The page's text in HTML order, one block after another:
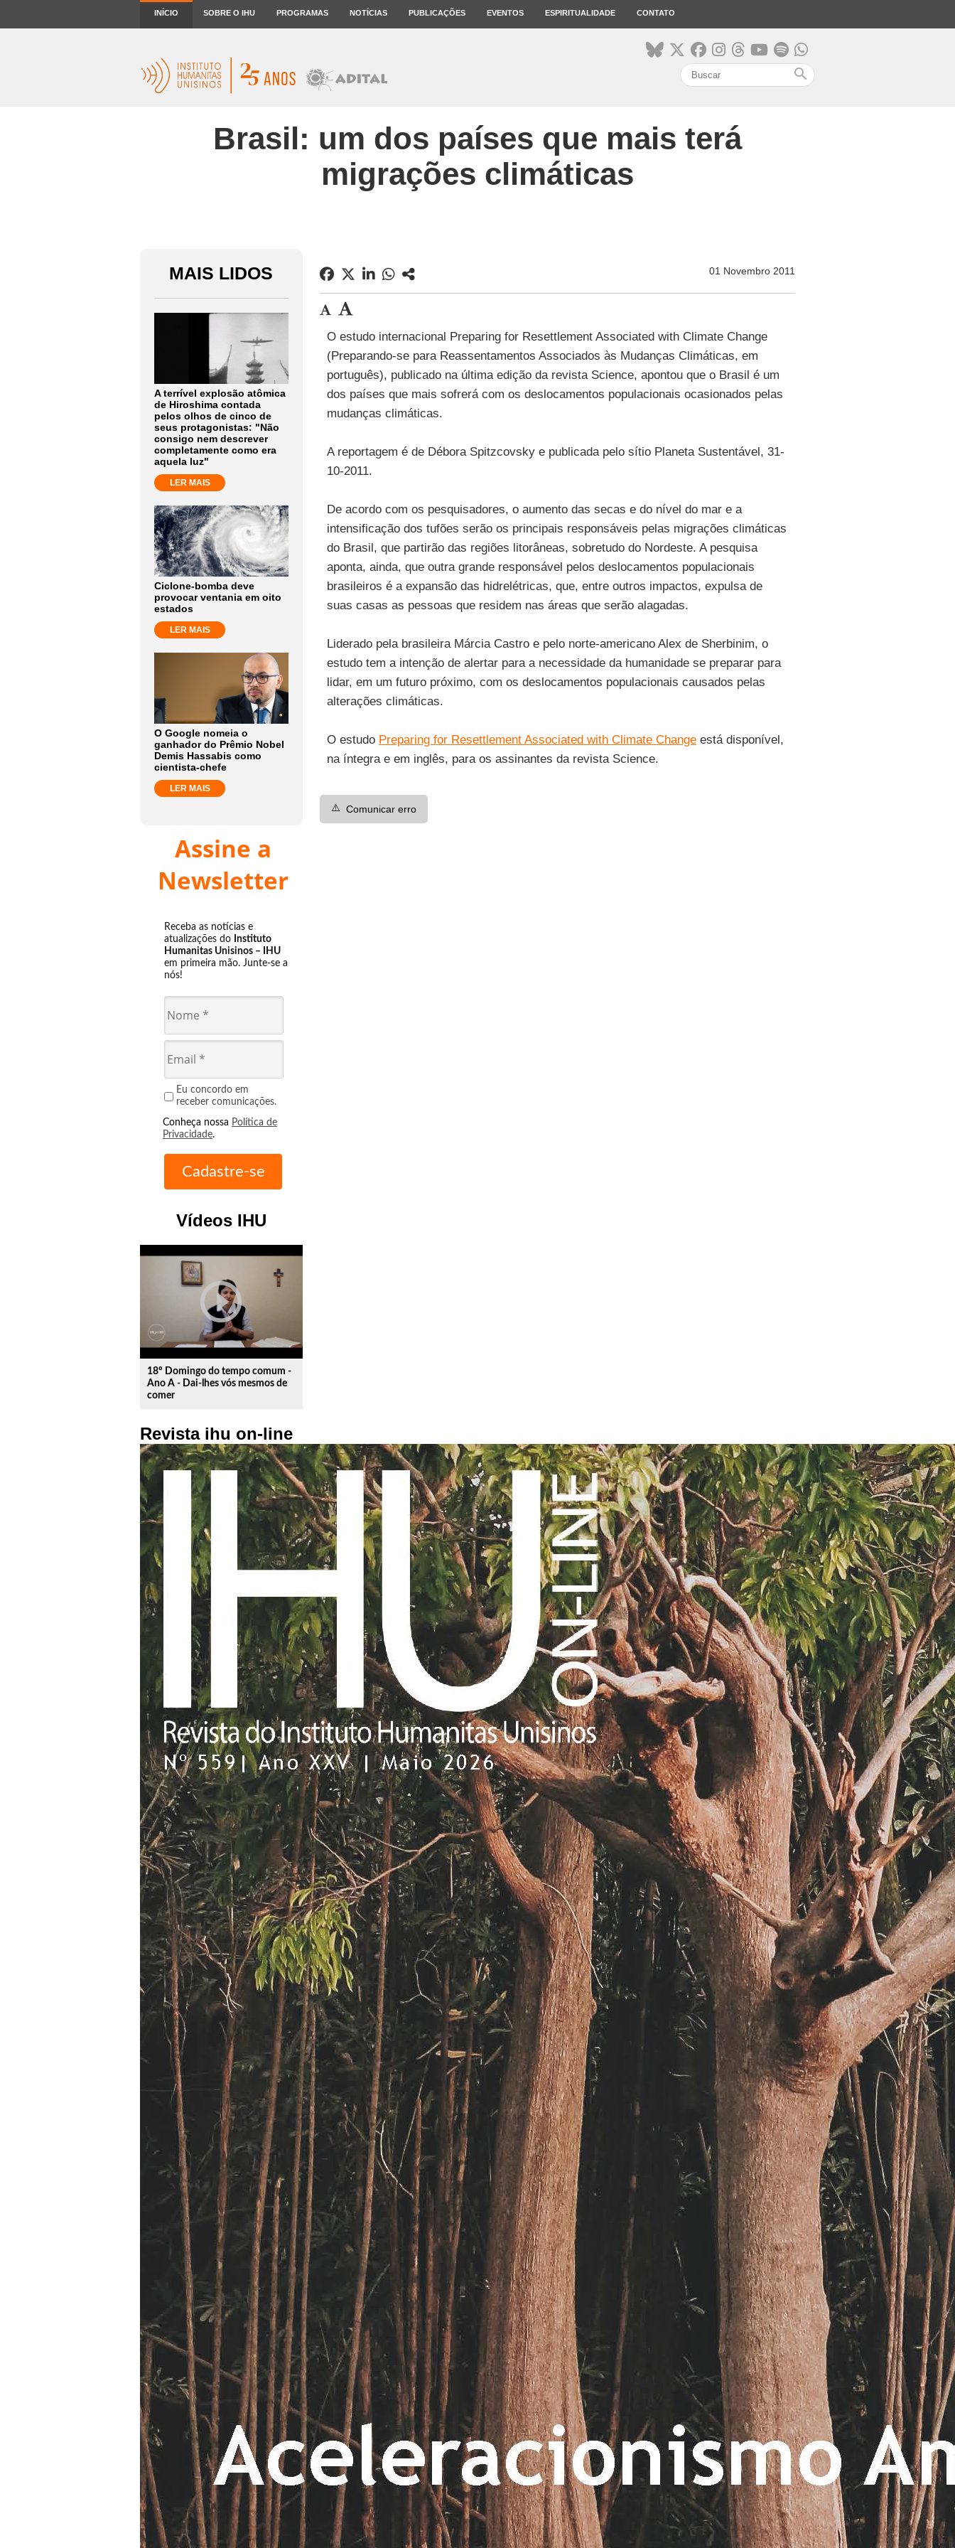
INÍCIO SOBRE O IHU PROGRAMAS NOTÍCIAS PUBLICAÇÕES EVENTOS ESPIRITUALIDADE CONTATO
search
Brasil: um dos países que mais terá
migrações climáticas
MAIS LIDOS
A terrível explosão atômica
de Hiroshima contada
pelos olhos de cinco de
seus protagonistas: "Não
consigo nem descrever
completamente como era
aquela luz"
LER MAIS
Ciclone-bomba deve
provocar ventania em oito
estados
LER MAIS
O Google nomeia o
ganhador do Prêmio Nobel
Demis Hassabis como
cientista-chefe
LER MAIS
Assine a
Newsletter
Receba as notícias e
atualizações do Instituto
Humanitas Unisinos – IHU
em primeira mão. Junte-se a
nós!
Eu concordo em
receber comunicações.
Conheça nossa Política de
Privacidade.
Vídeos IHU
play_circle_outline
18º Domingo do tempo comum -
Ano A - Dai-lhes vós mesmos de
comer
Revista ihu on-line
01 Novembro 2011
O estudo internacional Preparing for Resettlement Associated with Climate Change
(Preparando-se para Reassentamentos Associados às Mudanças Climáticas, em
português), publicado na última edição da revista Science, apontou que o Brasil é um
dos países que mais sofrerá com os deslocamentos populacionais ocasionados pelas
mudanças climáticas.
A reportagem é de Débora Spitzcovskye publicada pelo sítio Planeta Sustentável, 31-
10-2011.
De acordo com os pesquisadores, o aumento das secas e do nível do mar e a
intensificação dos tufões serão os principais responsáveis pelas migrações climáticas
do Brasil, que partirão das regiões litorâneas, sobretudo do Nordeste. A pesquisa
aponta, ainda, que outra grande responsável pelos deslocamentos populacionais
brasileiros é a expansão das hidrelétricas, que, entre outros impactos, expulsa de
suas casas as pessoas que residem nas áreas que serão alagadas.
Liderado pela brasileira Márcia Castroe pelo norte-americano Alex de Sherbinim, o
estudo tem a intenção de alertar para a necessidade da humanidade se preparar para
lidar, em um futuro próximo, com os deslocamentos populacionais causados pelas
alterações climáticas.
O estudo Preparing for Resettlement Associated with Climate Changeestá disponível,
na íntegra e em inglês, para os assinantes da revista Science.
⚠️ Comunicar erro